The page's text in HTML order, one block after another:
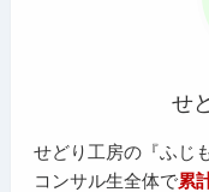
せ
せどり工房の『ふじ
コンサル生全体で累